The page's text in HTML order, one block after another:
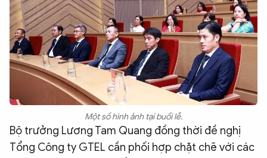
Một số hình ảnh tại buổi lễ.
Bộ trưởng Lương Tam Quang đồng thời đề nghị
Tổng Công ty GTEL cần phối hợp chặt chẽ với các